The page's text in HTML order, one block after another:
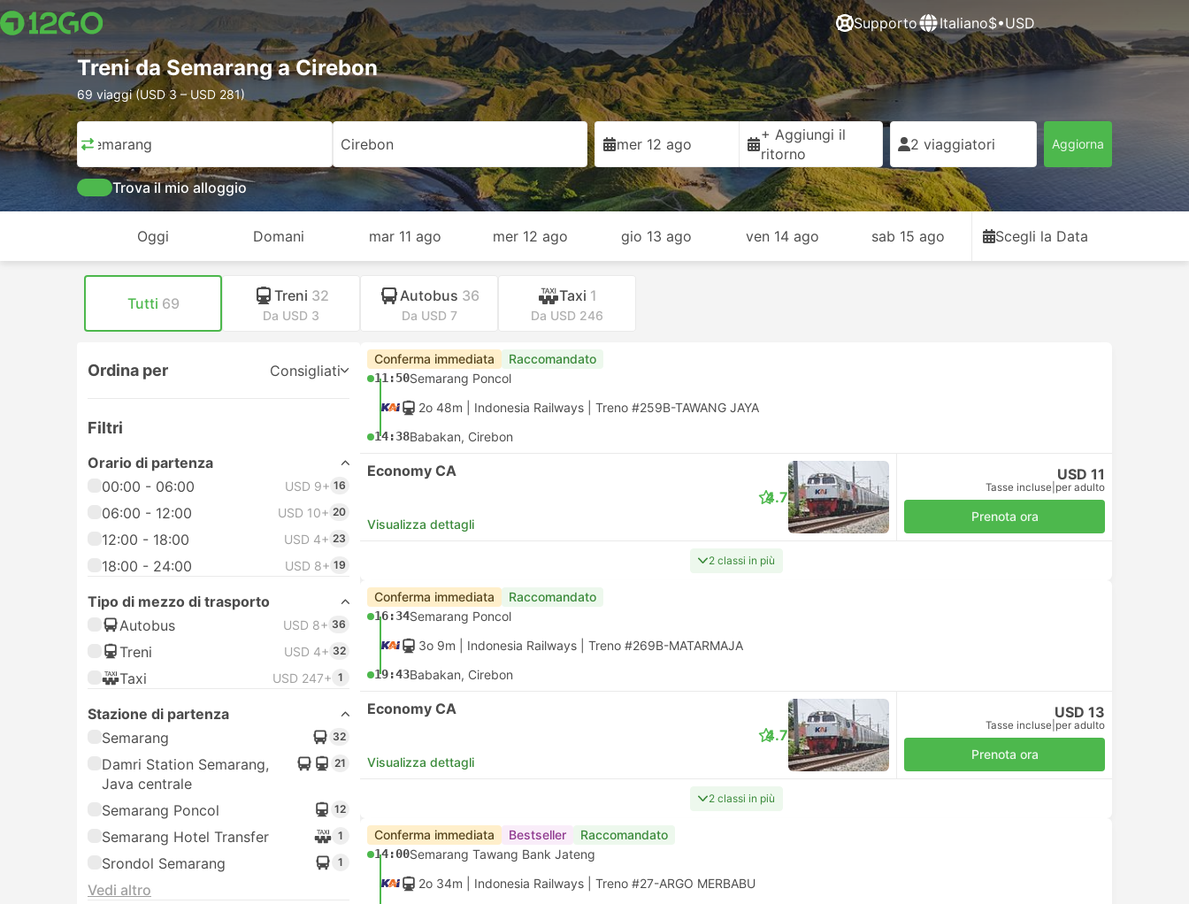
Supporto Italiano$•USD
Treni da Semarang a Cirebon
69 viaggi (USD 3 – USD 281)
Semarang Cirebon mer 12 ago
+ Aggiungi il
ritorno
2 viaggiatori Aggiorna
Trova il mio alloggio
Oggi Domani mar 11 ago mer 12 ago gio 13 ago ven 14 ago sab 15 ago Scegli la Data
Tutti 69 Treni 32
Da USD 3
Autobus 36
Da USD 7
Taxi 1
Da USD 246
Ordina per Consigliati
Filtri
Orario di partenza
00:00 - 06:00
USD 9+ 16
06:00 - 12:00 USD 10+ 20
12:00 - 18:00 USD 4+ 23
18:00 - 24:00 USD 8+ 19
Tipo di mezzo di trasporto
Autobus
USD 8+ 36
Treni USD 4+ 32
Taxi USD 247+ 1
Stazione di partenza
Semarang
32
Damri Station Semarang,
Java centrale
21
Semarang Poncol 12
Semarang Hotel Transfer 1
Srondol Semarang 1
Vedi altro
Conferma immediata Raccomandato
11:50Semarang Poncol
2o 48m | Indonesia Railways Treno #259B-TAWANG JAYA
14:38Babakan, Cirebon
Economy CA
Visualizza dettagli
4.7
USD 11
Tasse incluse per adulto
Prenota ora
2 classi in più
Conferma immediata Raccomandato
16:34Semarang Poncol
3o 9m | Indonesia Railways Treno #269B-MATARMAJA
19:43Babakan, Cirebon
Economy CA
Visualizza dettagli
4.7
USD 13
Tasse incluse per adulto
Prenota ora
2 classi in più
Conferma immediata Bestseller Raccomandato
14:00Semarang Tawang Bank Jateng
2o 34m | Indonesia Railways Treno #27-ARGO MERBABU